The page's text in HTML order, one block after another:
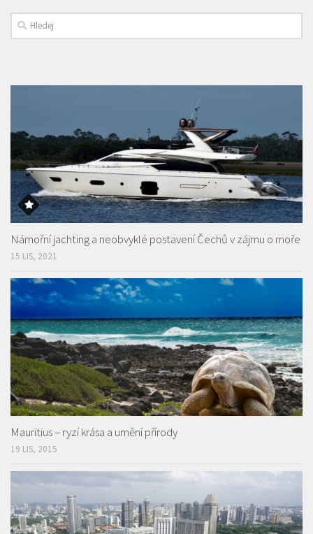
Námořní jachting a neobvyklé postavení Čechů v zájmu o moře
15 LIS, 2021
Mauritius – ryzí krása a umění přírody
19 LIS, 2015